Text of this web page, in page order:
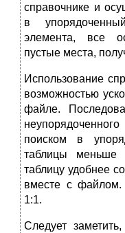
справочнике и
в
элемента, все
пустые места,
Использование
возможностью
файле.
поиском в
таблицы меньше
таблицу удобнее
вместе с
1:1.
Следует